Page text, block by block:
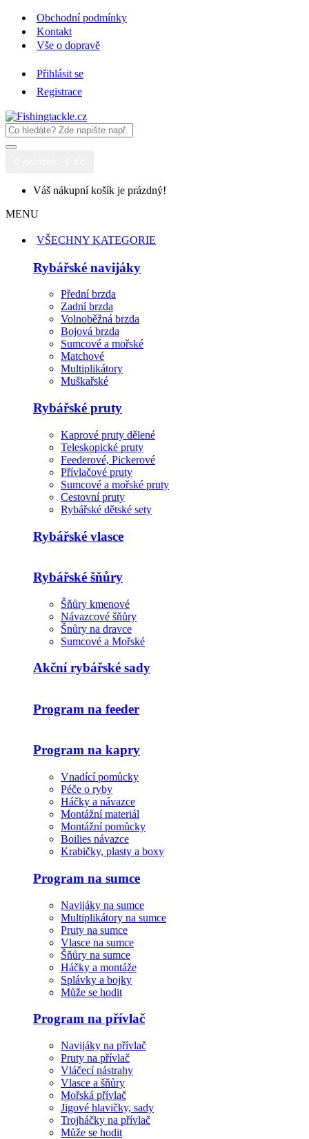
Obchodní podmínky
Kontakt
Vše o dopravě
Přihlásit se
Registrace
Váš nákupní košík je prázdný!
MENU
VŠECHNY KATEGORIE
Rybářské navijáky
Přední brzda
Zadní brzda
Volnoběžná brzda
Bojová brzda
Sumcové a mořské
Matchové
Multiplikátory
Muškařské
Rybářské pruty
Kaprové pruty dělené
Teleskopické pruty
Feederové, Pickerové
Přívlačové pruty
Sumcové a mořské pruty
Cestovní pruty
Rybářské dětské sety
Rybářské vlasce
Rybářské šňůry
Šňůry kmenové
Návazcové šňůry
Šnůry na dravce
Sumcové a Mořské
Akční rybářské sady
Program na feeder
Program na kapry
Vnadící pomůcky
Péče o ryby
Háčky a návazce
Montážní materiál
Montážní pomůcky
Boilies návazce
Krabičky, plasty a boxy
Program na sumce
Navijáky na sumce
Multiplikátory na sumce
Pruty na sumce
Vlasce na sumce
Šňůry na sumce
Háčky a montáže
Splávky a bojky
Může se hodit
Program na přívlač
Navijáky na přívlač
Pruty na přívlač
Vláčecí nástrahy
Vlasce a šňůry
Mořská přívlač
Jigové hlavičky, sady
Trojháčky na přívlač
Může se hodit